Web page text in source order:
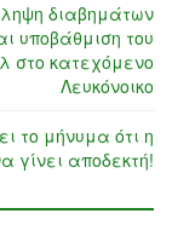
διαβημάτων
υποβάθμιση του
στο κατεχόμενο
Λευκόνοικο
το μήνυμα ότι η
γίνει αποδεκτή!